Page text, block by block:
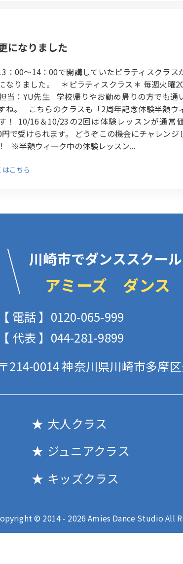
になりました
：00～14：00で開講していたピラティスクラス
なりました。 ＊ピラティスクラス＊ 毎週火曜
：YU先生 学校帰りやお勤め帰りの方でも通
ね。 こちらのクラスも「2周年記念体験半額ウ
！ 10/16＆10/23の2回は体験レッスンが通常
で受けられます。 どうぞこの機会にチャレンジ
※半額ウィーク中の体験レッスン...
はこちら
川崎市でダンススクー
アミーズ ダンス
【 電話 】0120-065-999
【 代表 】044-281-9899
〒214-0014神奈川県川崎市多摩
大人クラス
ジュニアクラス
キッズクラス
© 2014 - 2026 Amies Dance Studio All